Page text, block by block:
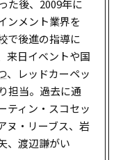
た後、2009年に
ンメント業界を
で後進の指導に
来日イベントや国
、レッドカーペッ
担当。過去に通
ティン・スコセッ
ヌ・リーブス、岩
、渡辺謙がい